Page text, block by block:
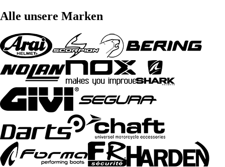
Alle unsere Marken